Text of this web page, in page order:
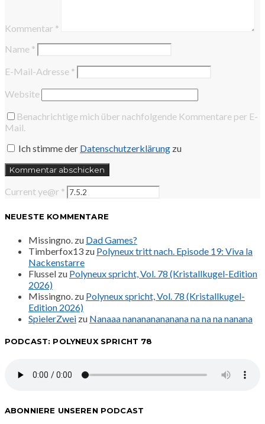
Kommentar *
Name *
E-Mail-Adresse *
Website
Benachrichtige mich über nachfolgende Kommentare per E-
Mail.
Ich stimme der Datenschutzerklärung zu
Current ye@r *
NEUESTE KOMMENTARE
Missingno. zu Dad Games?
Timberfox13 zu Polyneux tritt nach. Episode 19: Viva la
Nackenstarre
Flussel zu Polyneux spricht, Vol. 78 (Kristallkugel-Edition
2026)
Missingno. zu Polyneux spricht, Vol. 78 (Kristallkugel-
Edition 2026)
SpielerZwei zu Nanaaa nanananananana na na na nanana
PODCAST: POLYNEUX SPRICHT 78
ABONNIERE UNSEREN PODCAST